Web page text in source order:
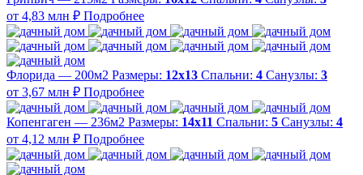
от 4,83 млн ₽ Подробнее
Флорида — 200м2 Размеры: 12х13 Спальни: 4 Санузлы: 3
от 3,67 млн ₽ Подробнее
Копенгаген — 236м2 Размеры: 14х11 Спальни: 5 Санузлы: 4
от 4,12 млн ₽ Подробнее